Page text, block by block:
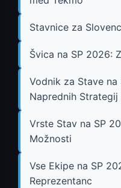
Stavnice za
Švica na SP 2026:
Vodnik za Stave
Naprednih Strategij
Vrste Stav na SP
Možnosti
Vse Ekipe na SP
Reprezentanc